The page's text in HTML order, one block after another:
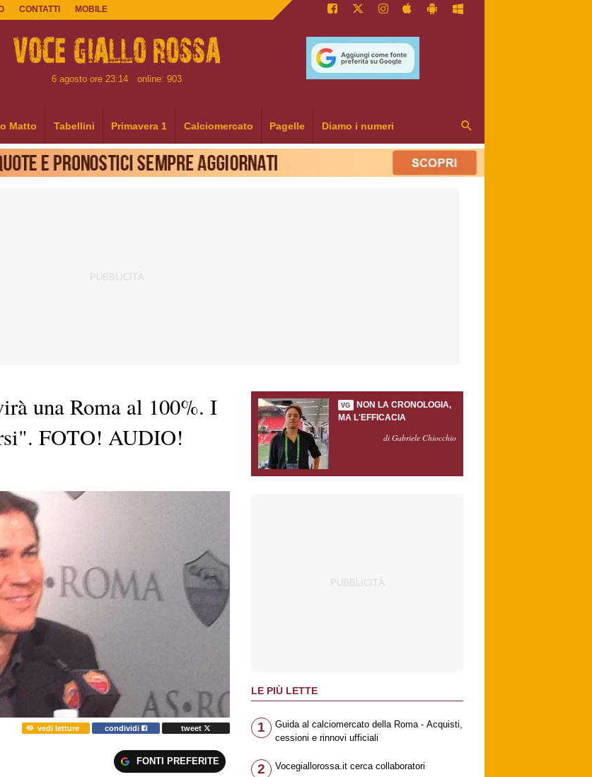
CONTATTI MOBILE
6 agosto ore 23:14 online: 903
Matto Tabellini Primavera 1 Calciomercato Pagelle Diamo i numeri
una Roma al 100%. I
FOTO! AUDIO!
vedi letture condividi tweet
FONTI PREFERITE
VG
NON LA CRONOLOGIA,
MA L'EFFICACIA
di Gabriele Chiocchio
LE PIÙ LETTE
1
Guida al calciomercato della Roma - Acquisti,
cessioni e rinnovi ufficiali
2 Vocegiallorossa.it cerca collaboratori